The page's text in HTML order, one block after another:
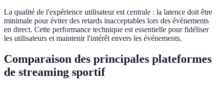
La qualité de l'expérience utilisateur est centrale : la latence doit être
minimale pour éviter des retards inacceptables lors des événements
en direct. Cette performance technique est essentielle pour fidéliser
les utilisateurs et maintenir l'intérêt envers les événements.
Comparaison des principales plateformes
de streaming sportif